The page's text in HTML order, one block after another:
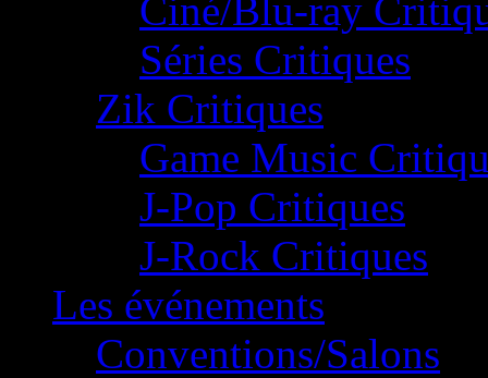
Ciné/Blu-ray
Séries Critiques
Zik Critiques
Game Music
J-Pop Critiques
J-Rock Critiques
Les événements
Conventions/Salons